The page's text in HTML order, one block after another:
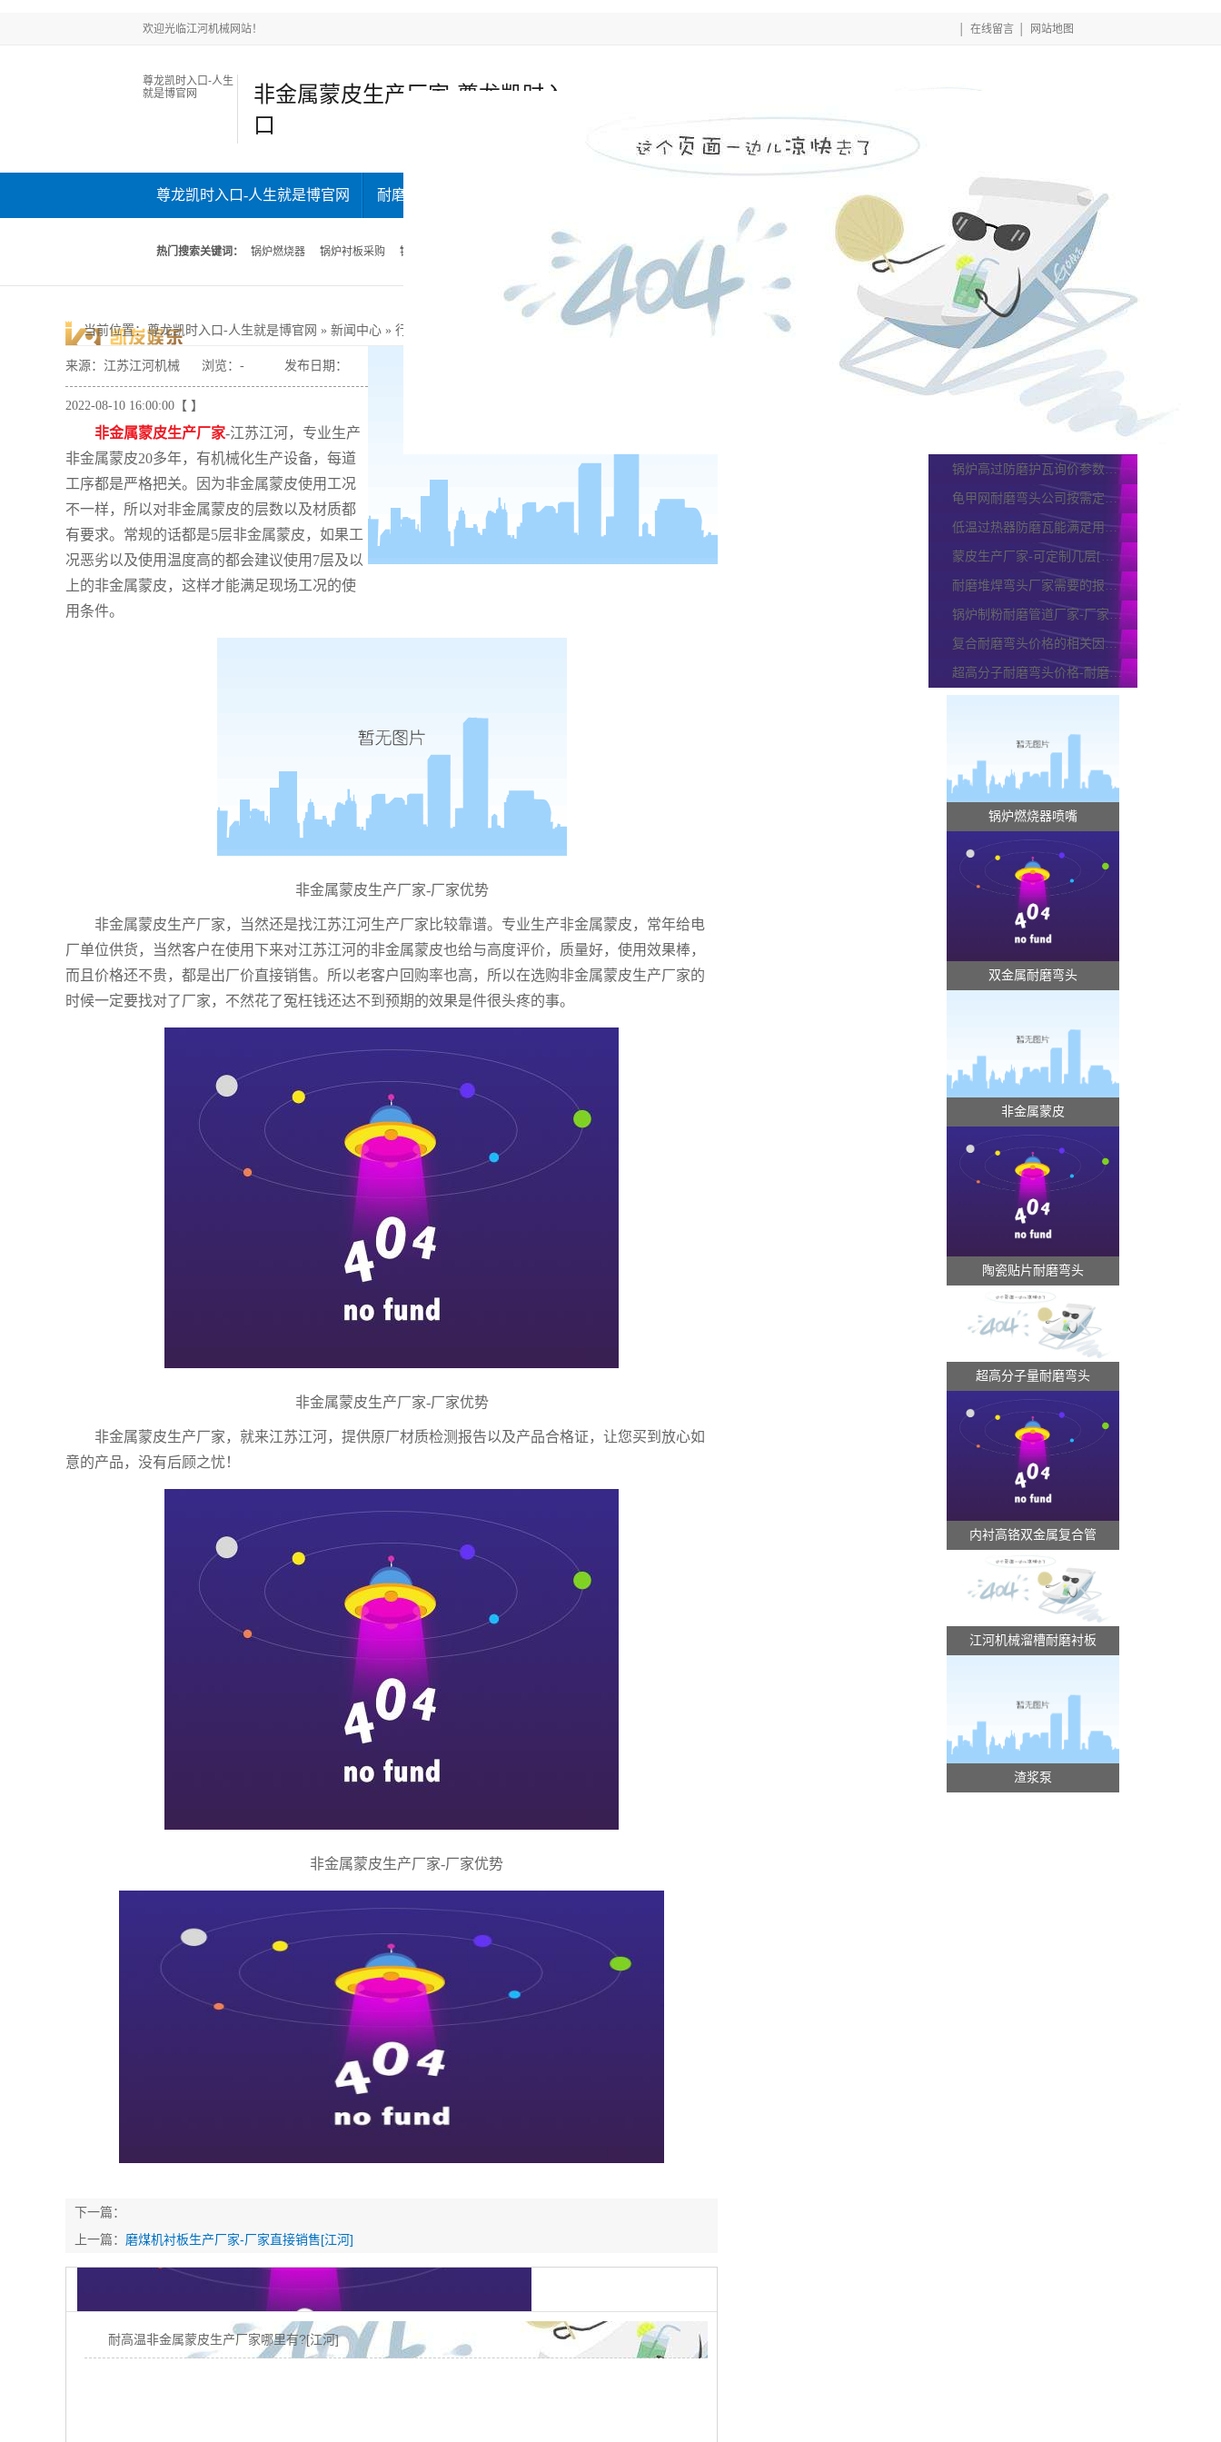
在线留言 网站地图
欢迎光临江河机械网站！
尊龙凯时入口-人生
就是博官网
非金属蒙皮生产厂家-尊龙凯时入
口
尊龙凯时入口-人生就是博官网 耐磨陶瓷管 人生就是博官网的产品中心 项目案例
热门搜索关键词： 锅炉燃烧器 锅炉衬板采购 锅炉风帽
当前位置：尊龙凯时入口-人生就是博官网 » 新闻中心 » 行业资讯 非金属蒙皮生产厂家-厂家直接销售[江河]
来源：江苏江河机械 浏览： - 发布日期：
2022-08-10 16:00:00【 】
非金属蒙皮生产厂家-江苏江河，专业生产
非金属蒙皮20多年，有机械化生产设备，每道
工序都是严格把关。因为非金属蒙皮使用工况
不一样，所以对非金属蒙皮的层数以及材质都
有要求。常规的话都是5层非金属蒙皮，如果工
况恶劣以及使用温度高的都会建议使用7层及以
上的非金属蒙皮，这样才能满足现场工况的使
用条件。
非金属蒙皮生产厂家-厂家优势
非金属蒙皮生产厂家，当然还是找江苏江河生产厂家比较靠谱。专业生产非金属蒙皮，常年给电
厂单位供货，当然客户在使用下来对江苏江河的非金属蒙皮也给与高度评价，质量好，使用效果棒，
而且价格还不贵，都是出厂价直接销售。所以老客户回购率也高，所以在选购非金属蒙皮生产厂家的
时候一定要找对了厂家，不然花了冤枉钱还达不到预期的效果是件很头疼的事。
非金属蒙皮生产厂家-厂家优势
非金属蒙皮生产厂家，就来江苏江河，提供原厂材质检测报告以及产品合格证，让您买到放心如
意的产品，没有后顾之忧！
非金属蒙皮生产厂家-厂家优势
下一篇：
上一篇： 磨煤机衬板生产厂家-厂家直接销售[江河]
耐高温非金属蒙皮生产厂家哪里有?[江河]
相关行业资讯
锅炉高过防磨护瓦询价参数要求[江河]
龟甲网耐磨弯头公司按需定制生产[江河]
低温过热器防磨瓦能满足用户要求吗?[江河]
蒙皮生产厂家-可定制几层[江河]
耐磨堆焊弯头厂家需要的报价参数
锅炉制粉耐磨管道厂家-厂家直接销售[江河]
复合耐磨弯头价格的相关因素[江河]
超高分子耐磨弯头价格-耐磨又实用[江河]
锅炉燃烧器喷嘴
双金属耐磨弯头
非金属蒙皮
陶瓷贴片耐磨弯头
超高分子量耐磨弯头
内衬高铬双金属复合管
江河机械溜槽耐磨衬板
渣浆泵